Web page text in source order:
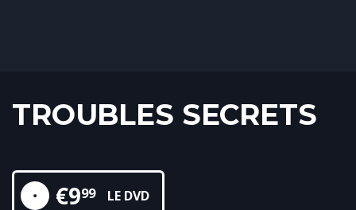
TROUBLES SECRETS
€999 LE DVD